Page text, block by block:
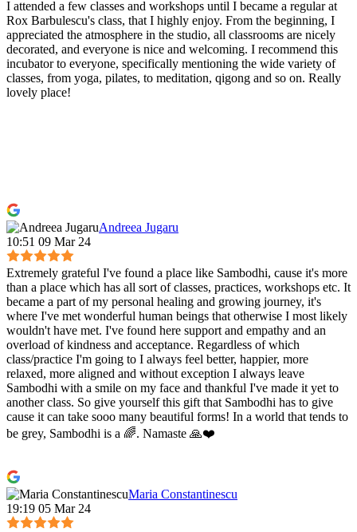
I attended a few classes and workshops until I became a regular at
Rox Barbulescu's class, that I highly enjoy. From the beginning, I
appreciated the atmosphere in the studio, all classrooms are nicely
decorated, and everyone is nice and welcoming. I recommend this
incubator to everyone, specifically mentioning the wide variety of
classes, from yoga, pilates, to meditation, qigong and so on. Really
lovely place!
Andreea Jugaru
10:51 09 Mar 24
Extremely grateful I've found a place like Sambodhi, cause it's more
than a place which has all sort of classes, practices, workshops etc. It
became a part of my personal healing and growing journey, it's
where I've met wonderful human beings that otherwise I most likely
wouldn't have met. I've found here support and empathy and an
overload of kindness and acceptance. Regardless of which
class/practice I'm going to I always feel better, happier, more
relaxed, more aligned and without exception I always leave
Sambodhi with a smile on my face and thankful I've made it yet to
another class. So give yourself this gift that Sambodhi has to give
cause it can take sooo many beautiful forms! In a world that tends to
be grey, Sambodhi is a 🌈. Namaste 🙏❤️
Maria Constantinescu
19:19 05 Mar 24